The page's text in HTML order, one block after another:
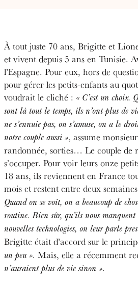
À tout juste 70 ans, Brigitte et
et vivent depuis 5 ans en Tunisie.
l’Espagne. Pour eux, hors de
pour gérer les petits-enfants au
voudrait le cliché : « C’est un choix.
sont là tout le temps, ils n’ont plus de
ne s’ennuie pas, on s’amuse, on a le
notre couple aussi », assume
randonnée, sorties… Le couple de
s’occuper. Pour voir leurs onze
18 ans, ils reviennent en France
mois et restent entre deux
Quand on se voit, on a beaucoup de
routine. Bien sûr, qu’ils nous manquent
nouvelles technologies, on leur parle
Brigitte était d’accord sur le
un peu ». Mais, elle a récemment
n’auraient plus de vie sinon ».